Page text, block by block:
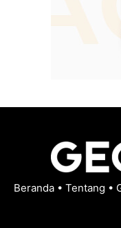
Beranda • Tentang •